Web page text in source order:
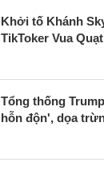
Khởi tố Khánh
TikToker Vua Quạt
Tổng thống
hỗn độn', dọa